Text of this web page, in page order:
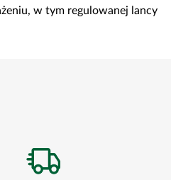
w tym regulowanej lancy